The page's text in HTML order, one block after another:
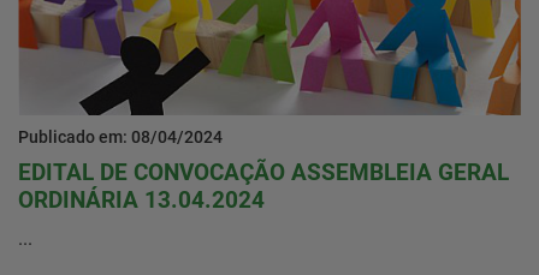
Publicado em: 08/04/2024
EDITAL DE CONVOCAÇÃO ASSEMBLEIA GERAL
ORDINÁRIA 13.04.2024
...